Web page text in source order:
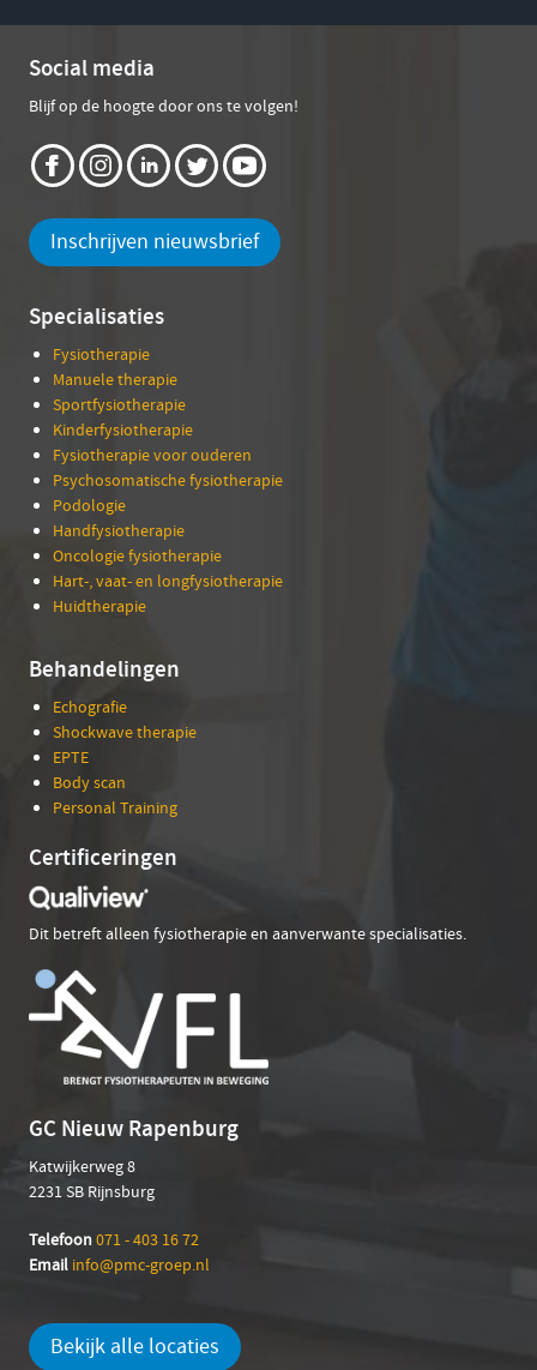
Social media
Blijf op de hoogte door ons te volgen!
Inschrijven nieuwsbrief
Specialisaties
Fysiotherapie
Manuele therapie
Sportfysiotherapie
Kinderfysiotherapie
Fysiotherapie voor ouderen
Psychosomatische fysiotherapie
Podologie
Handfysiotherapie
Oncologie fysiotherapie
Hart-, vaat- en longfysiotherapie
Huidtherapie
Behandelingen
Echografie
Shockwave therapie
EPTE
Body scan
Personal Training
Certificeringen
Dit betreft alleen fysiotherapie en aanverwante specialisaties.
GC Nieuw Rapenburg
Katwijkerweg 8
2231 SB Rijnsburg
Telefoon071 - 403 16 72
Email info@pmc-groep.nl
Bekijk alle locaties